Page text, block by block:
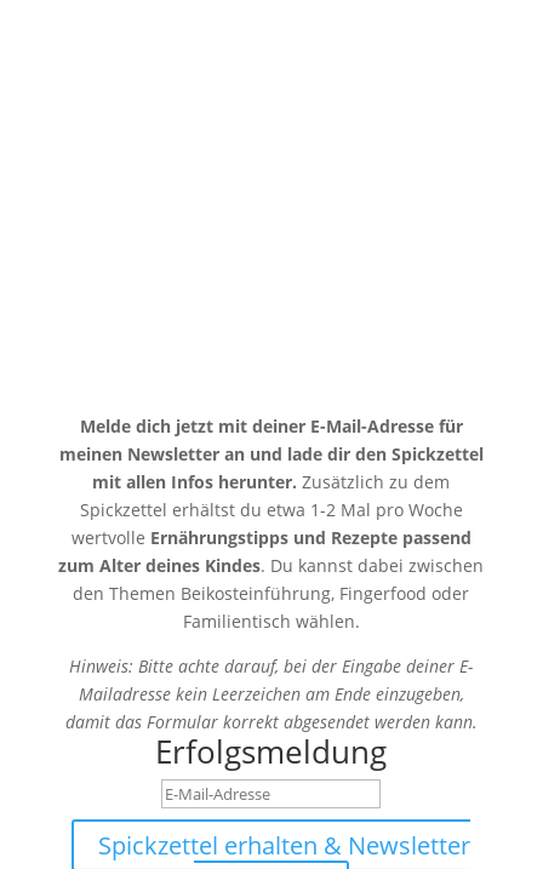
Melde dich jetzt mit deiner E-Mail-Adresse für
meinen Newsletter an und lade dir den Spickzettel
mit allen Infos herunter. Zusätzlich zu dem
Spickzettel erhältst du etwa 1-2 Mal pro Woche
wertvolle Ernährungstipps und Rezepte passend
zum Alter deines Kindes. Du kannst dabei zwischen
den Themen Beikosteinführung, Fingerfood oder
Familientisch wählen.
Hinweis: Bitte achte darauf, bei der Eingabe deiner E-
Mailadresse kein Leerzeichen am Ende einzugeben,
damit das Formular korrekt abgesendet werden kann.
Erfolgsmeldung
Spickzettel erhalten & Newsletter